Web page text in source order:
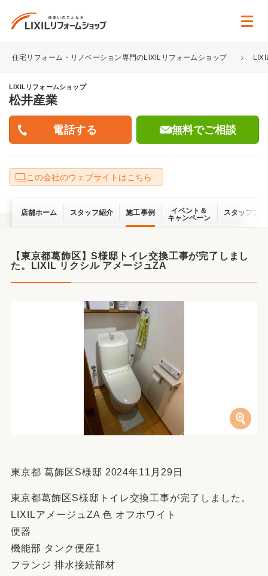
住宅リフォーム・リノベーション専門のLIXILリフォームショップ
LIXILリフォームショップ
松井産業
無料でご相談
この会社のウェブサイトはこちら
店舗ホーム スタッフ紹介 施工事例
イベント＆
キャンペーン
スタッフブ
【東京都葛飾区】S様邸トイレ交換工事が完了しまし
た。LIXIL リクシル アメージュZA
東京都 葛飾区S様邸 2024年11月29日
東京都葛飾区S様邸トイレ交換工事が完了しました。
LIXILアメージュZA 色 オフホワイト
便器
機能部 タンク便座1
フランジ 排水接続部材